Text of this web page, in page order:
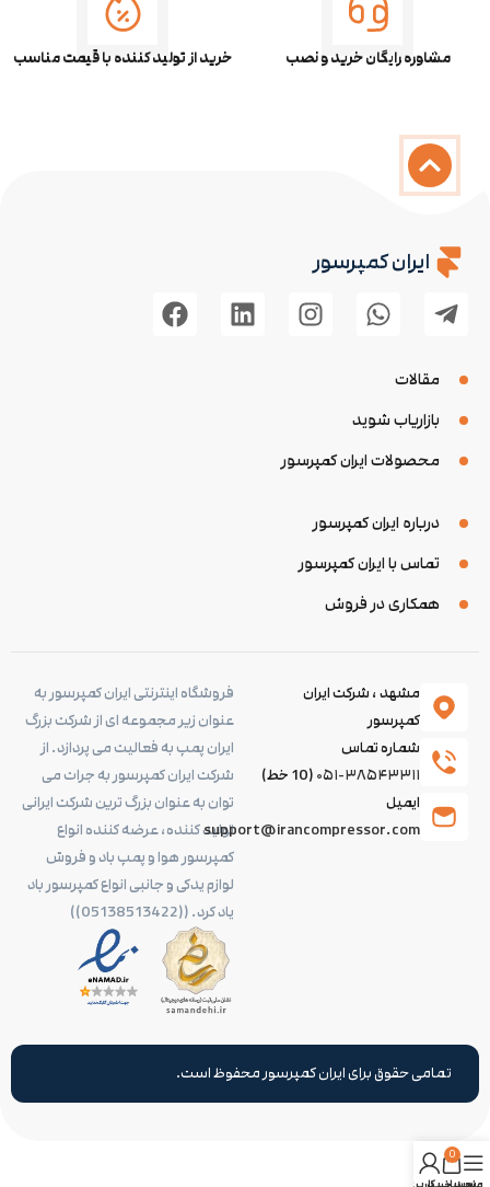
مشاوره رایگان خرید و نصب خرید از تولید کننده با قیمت مناسب
درباره ایران کمپرسور
تماس با ایران کمپرسور
همکاری در فروش
مقالات
بازاریاب شوید
محصولات ایران کمپرسور
ایران کمپرسور
فروشگاه اینترنتی ایران کمپرسور به
عنوان زیر مجموعه ای از شرکت بزرگ
ایران پمپ به فعالیت می پردازد. از
شرکت ایران کمپرسور به جرات می
توان به عنوان بزرگ ترین شرکت ایرانی
تولید کننده، عرضه کننده انواع
کمپرسور هوا و پمپ باد و فروش
لوازم یدکی و جانبی انواع کمپرسور باد
یاد کرد. ((05138513422))
مشهد ، شرکت ایران
کمپرسور
شماره تماس
۰۵۱-۳۸۵۴۳۳۱۱ (10 خط)
ایمیل
support@irancompressor.com
تمامی حقوق برای ایران کمپرسور محفوظ است.
0